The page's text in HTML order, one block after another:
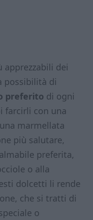
apprezzabili dei
possibilità di
preferito di ogni
farcirli con una
marmellata
più salutare,
preferita,
o alla
dolcetti li rende
che si tratti di
o